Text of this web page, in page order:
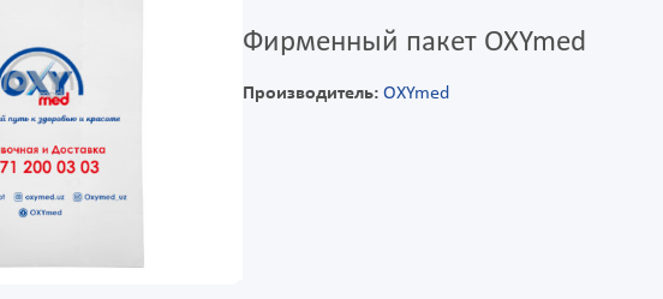
Фирменный пакет OXYmed
Производитель: OXYmed